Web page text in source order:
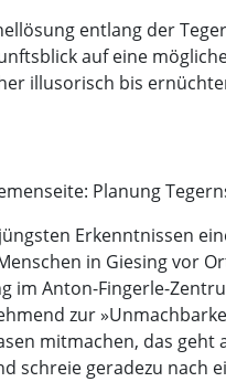
entlang der
auf eine
illusorisch bis
Planung
Erkenntnissen
in Giesing vor
im Anton-Fingerle-
zur
mitmachen, das
schreie geradezu